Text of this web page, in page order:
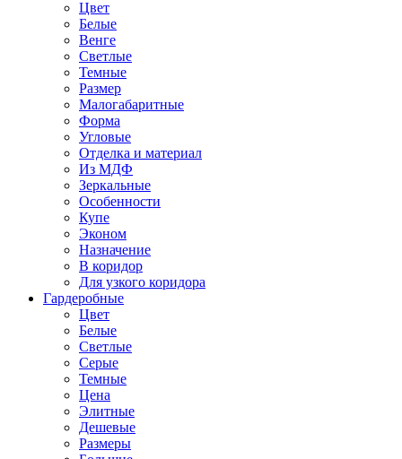
Цвет
Белые
Венге
Светлые
Темные
Размер
Малогабаритные
Форма
Угловые
Отделка и материал
Из МДФ
Зеркальные
Особенности
Купе
Эконом
Назначение
В коридор
Для узкого коридора
Гардеробные
Цвет
Белые
Светлые
Серые
Темные
Цена
Элитные
Дешевые
Размеры